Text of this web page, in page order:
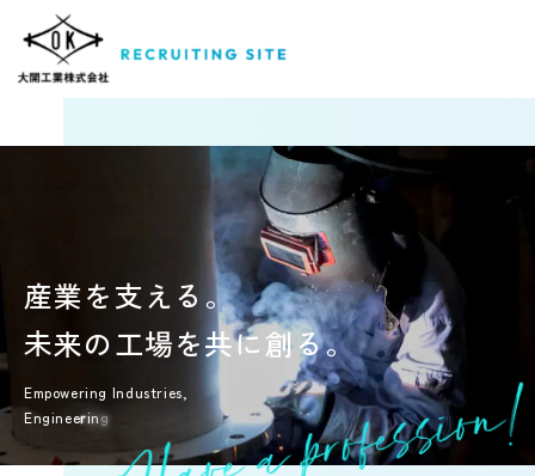
産業を支 える 。
未来の工場を共に創る。
Empowering Industries
Engineering